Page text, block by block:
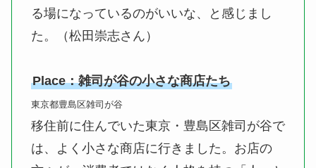
る場になっているのがいいな、と感じまし
た。（松田崇志さん）
Place：雑司が谷の小さな商店たち
東京都豊島区雑司が谷
移住前に住んでいた東京・豊島区雑司が谷で
は、よく小さな商店に行きました。お店の